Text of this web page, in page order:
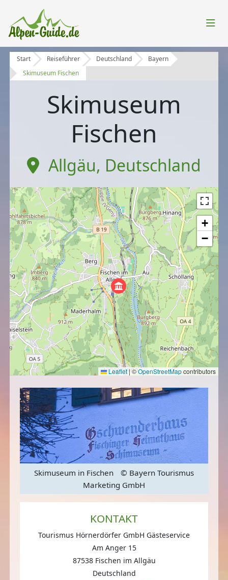
Start Reiseführer Deutschland
Bayern
Skimuseum Fischen
Skimuseum
Fischen
Allgäu, Deutschland
+
−
Leaflet|©OpenStreetMapcontributors
Skimuseum in Fischen
© Bayern Tourismus
Marketing GmbH
KONTAKT
Tourismus Hörnerdörfer GmbH Gästeservice
Am Anger 15
87538 Fischen im Allgäu
Deutschland